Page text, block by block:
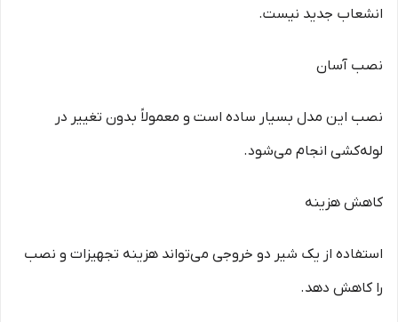
انشعاب جدید نیست.
نصب آسان
نصب این مدل بسیار ساده است و معمولاً بدون تغییر در
لوله‌کشی انجام می‌شود.
کاهش هزینه
استفاده از یک شیر دو خروجی می‌تواند هزینه تجهیزات و نصب
را کاهش دهد.